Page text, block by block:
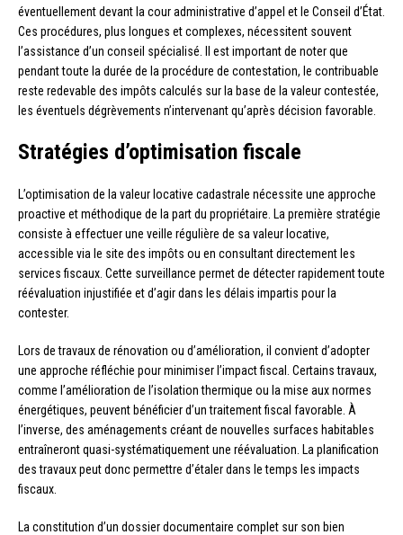
éventuellement devant la cour administrative d’appel et le Conseil d’État.
Ces procédures, plus longues et complexes, nécessitent souvent
l’assistance d’un conseil spécialisé. Il est important de noter que
pendant toute la durée de la procédure de contestation, le contribuable
reste redevable des impôts calculés sur la base de la valeur contestée,
les éventuels dégrèvements n’intervenant qu’après décision favorable.
Stratégies d’optimisation fiscale
L’optimisation de la valeur locative cadastrale nécessite une approche
proactive et méthodique de la part du propriétaire. La première stratégie
consiste à effectuer une veille régulière de sa valeur locative,
accessible via le site des impôts ou en consultant directement les
services fiscaux. Cette surveillance permet de détecter rapidement toute
réévaluation injustifiée et d’agir dans les délais impartis pour la
contester.
Lors de travaux de rénovation ou d’amélioration, il convient d’adopter
une approche réfléchie pour minimiser l’impact fiscal. Certains travaux,
comme l’amélioration de l’isolation thermique ou la mise aux normes
énergétiques, peuvent bénéficier d’un traitement fiscal favorable. À
l’inverse, des aménagements créant de nouvelles surfaces habitables
entraîneront quasi-systématiquement une réévaluation. La planification
des travaux peut donc permettre d’étaler dans le temps les impacts
fiscaux.
La constitution d’un dossier documentaire complet sur son bien